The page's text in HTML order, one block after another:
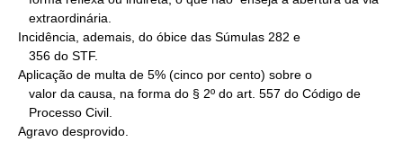
Incidência, ademais, do óbice das Súmulas 282 e
Aplicação de multa de 5% (cinco por cento) sobre o
Agravo desprovido.